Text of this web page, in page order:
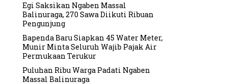
Egi Saksikan Ngaben Massal
Balinuraga, 270 Sawa Diikuti Ribuan
Pengunjung
Bapenda Baru Siapkan 45 Water Meter,
Munir Minta Seluruh Wajib Pajak Air
Permukaan Terukur
Puluhan Ribu Warga Padati Ngaben
Massal Balinuraga